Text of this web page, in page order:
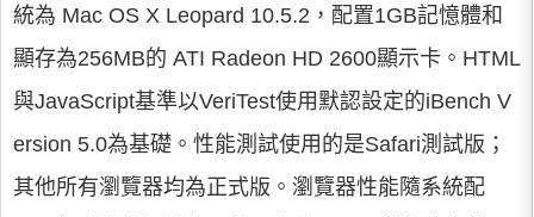
統為 Mac OS X Leopard 10.5.2，配置1GB記憶體和
顯存為256MB的 ATI Radeon HD 2600顯示卡。HTML
與JavaScript基準以VeriTest使用默認設定的iBench V
ersion 5.0為基礎。性能測試使用的是Safari測試版；
其他所有瀏覽器均為正式版。瀏覽器性能隨系統配